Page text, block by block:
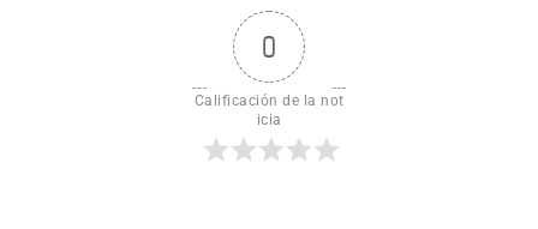
0
Calificación de la not
icia